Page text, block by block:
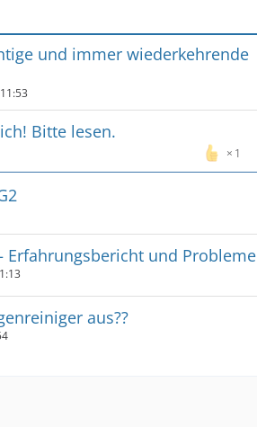
und immer wiederkehrende
Bitte lesen.
1
Erfahrungsbericht und Probleme
aus??